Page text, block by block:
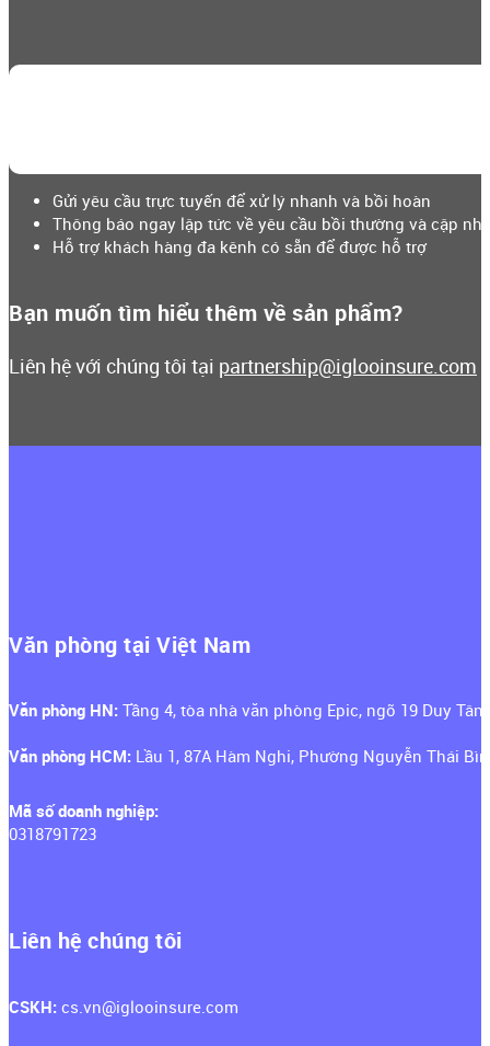
Gửi yêu cầu trực tuyến để xử lý nhanh và bồi hoàn
Thông báo ngay lập tức về yêu cầu bồi thường và cập
Hỗ trợ khách hàng đa kênh có sẵn để được hỗ trợ
Bạn muốn tìm hiểu thêm về sản phẩm?
Liên hệ với chúng tôi tại partnership@iglooinsure.com
Văn phòng tại Việt Nam
Văn phòng HN: Tầng 4, tòa nhà văn phòng Epic, ngõ 19 Duy
Văn phòng HCM: Lầu 1, 87A Hàm Nghi, Phường Nguyễn Thái
Mã số doanh nghiệp:
0318791723
Liên hệ chúng tôi
CSKH: ‍ cs.vn@iglooinsure.com